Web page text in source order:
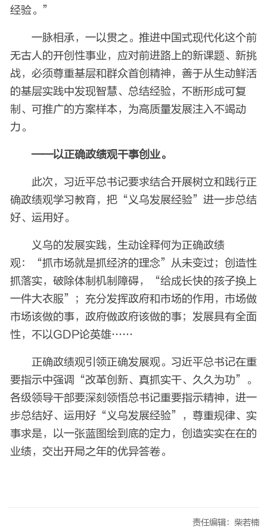
经验。”
一脉相承，一以贯之。推进中国式现代化这个前
无古人的开创性事业，应对前进路上的新课题、新挑
战，必须尊重基层和群众首创精神，善于从生动鲜活
的基层实践中发现智慧、总结经验，不断形成可复
制、可推广的方案样本，为高质量发展注入不竭动
力。
——以正确政绩观干事创业。
此次，习近平总书记要求结合开展树立和践行正
确政绩观学习教育，把“义乌发展经验”进一步总结
好、运用好。
义乌的发展实践，生动诠释何为正确政绩
观：“抓市场就是抓经济的理念”从未变过；创造性
抓落实，破除体制机制障碍，“给成长快的孩子换上
一件大衣服”；充分发挥政府和市场的作用，市场做
市场该做的事，政府做政府该做的事；发展具有全面
性，不以GDP论英雄……
正确政绩观引领正确发展观。习近平总书记在重
要指示中强调“改革创新、真抓实干、久久为功”。
各级领导干部要深刻领悟总书记重要指示精神，进一
步总结好、运用好“义乌发展经验”，尊重规律、实
事求是，以一张蓝图绘到底的定力，创造实实在在的
业绩，交出开局之年的优异答卷。
责任编辑：柴若楠